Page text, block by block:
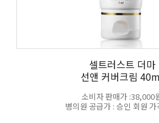
셀트러스트 더마
선앤 커버크림
소비자 판매가 :38,000
병의원 공급가 : 승인 회원 가